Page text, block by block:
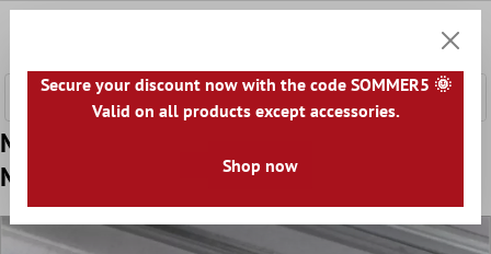
Model din Plăci De Mozaic Sticlă Metal
Margariti Negru Argint
Secure your discount now with the code SOMMER5 🌞
Valid on all products except accessories.
Shop now